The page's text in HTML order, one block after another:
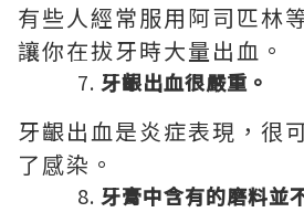
有些人經常服用阿司匹林
讓你在拔牙時大量出血。
牙齦出血很嚴重。
牙齦出血是炎症表現，很
了感染。
牙膏中含有的磨料並